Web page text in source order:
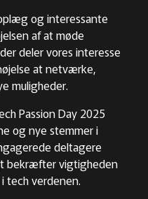
og interessante
af at møde
deler vores interesse
at netværke,
muligheder.
Passion Day 2025
og nye stemmer i
deltagere
bekræfter vigtigheden
tech verdenen.